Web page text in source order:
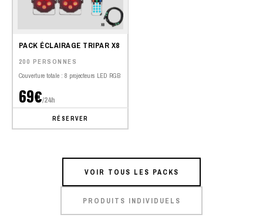
PACK ÉCLAIRAGE TRIPAR X8
200 PERSONNES
Couverture totale : 8 projecteurs LED RGB
69€/24h
RÉSERVER
VOIR TOUS LES PACKS
PRODUITS INDIVIDUELS